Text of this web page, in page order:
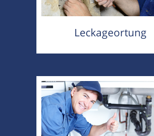
Leckageortung